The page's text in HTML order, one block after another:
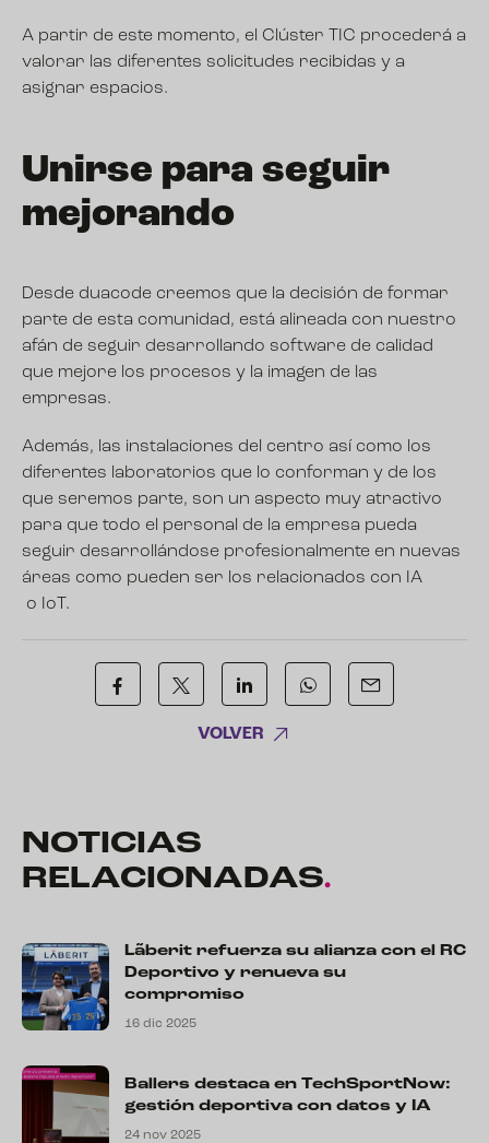
A partir de este momento, el Clúster TIC procederá a
valorar las diferentes solicitudes recibidas y a
asignar espacios.
Unirse para seguir
mejorando
Desde duacode creemos que la decisión de formar
parte de esta comunidad, está alineada con nuestro
afán de seguir desarrollando software de calidad
que mejore los procesos y la imagen de las
empresas.
Además, las instalaciones del centro así como los
diferentes laboratorios que lo conforman y de los
que seremos parte, son un aspecto muy atractivo
para que todo el personal de la empresa pueda
seguir desarrollándose profesionalmente en nuevas
áreas como pueden ser los relacionados con IA
o
IoT .
VOLVER
NOTICIAS
RELACIONADAS.
Lãberit refuerza su alianza con el RC
Deportivo y renueva su
compromiso
16 dic 2025
Ballers destaca en TechSportNow:
gestión deportiva con datos y IA
24 nov 2025